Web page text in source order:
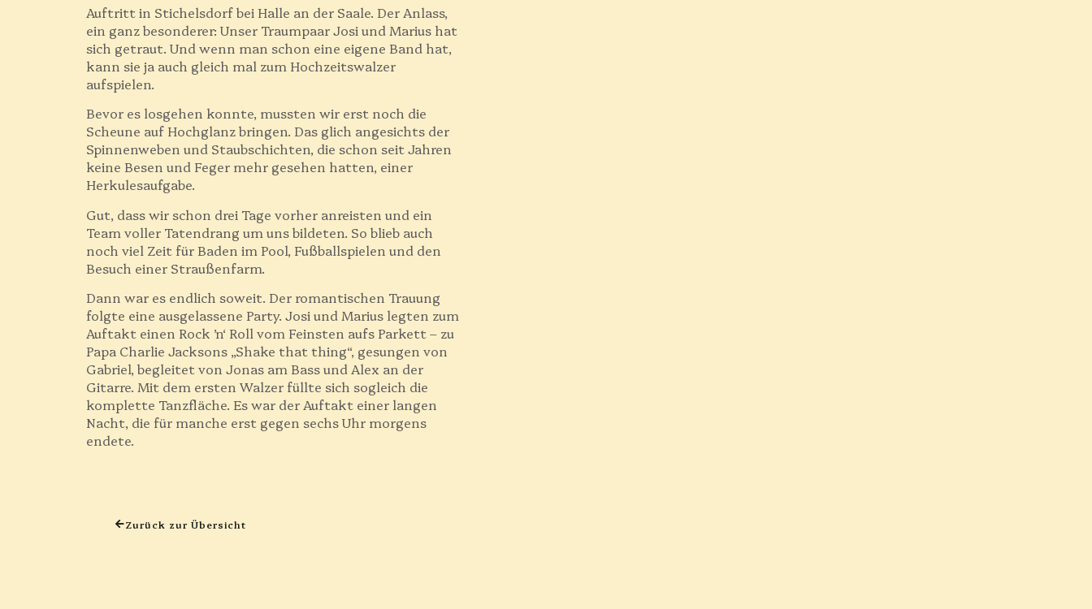
Auftritt in Stichelsdorf bei Halle an der Saale. Der Anlass,
ein ganz besonderer: Unser Traumpaar Josi und Marius hat
sich getraut. Und wenn man schon eine eigene Band hat,
kann sie ja auch gleich mal zum Hochzeitswalzer
aufspielen.
Bevor es losgehen konnte, mussten wir erst noch die
Scheune auf Hochglanz bringen. Das glich angesichts der
Spinnenweben und Staubschichten, die schon seit Jahren
keine Besen und Feger mehr gesehen hatten, einer
Herkulesaufgabe.
Gut, dass wir schon drei Tage vorher anreisten und ein
Team voller Tatendrang um uns bildeten. So blieb auch
noch viel Zeit für Baden im Pool, Fußballspielen und den
Besuch einer Straußenfarm.
Dann war es endlich soweit. Der romantischen Trauung
folgte eine ausgelassene Party. Josi und Marius legten zum
Auftakt einen Rock ’n‘ Roll vom Feinsten aufs Parkett – zu
Papa Charlie Jacksons „Shake that thing“, gesungen von
Gabriel, begleitet von Jonas am Bass und Alex an der
Gitarre. Mit dem ersten Walzer füllte sich sogleich die
komplette Tanzfläche. Es war der Auftakt einer langen
Nacht, die für manche erst gegen sechs Uhr morgens
endete.
Zurück zur Übersicht